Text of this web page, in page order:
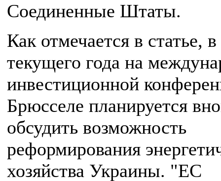
Соединенные Штаты.
Как отмечается в статье,
текущего года на
инвестиционной
Брюсселе планируется
обсудить возможность
реформирования
хозяйства Украины. "ЕС